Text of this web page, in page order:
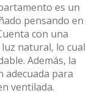
es un
pensando en
con una
natural, lo cual
Además, la
adecuada para
ventilada.